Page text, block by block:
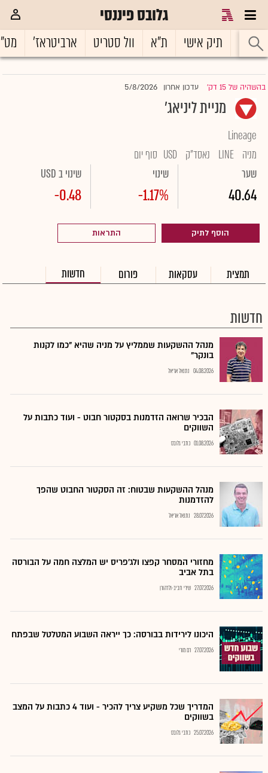
גלובס פיננסי
ראשי תיק אישי ת"א וול סטריט ארביטראז'
בהשהיה של 15 דק' |עדכון אחרון 5/8/2026
מניית ליניאג'
Lineage
מניה LINE נאסד"ק USD סוף יום
שער
40.64
שינוי
-1.17%
שינוי ב USD
-0.48
הוסף לתיק התראות
תמצית עסקאות פורום חדשות
חדשות
מנהל ההשקעות שממליץ על מניה שהיא "כמו לקנות
בונקר"
04.08.2026 נתנאל אריאל
הבכיר שרואה הזדמנות בסקטור חבוט - ועוד כתבות על
השווקים
01.08.2026 כתבי גלובס
מנהל ההשקעות שבטוח: זה הסקטור החבוט שהפך
להזדמנות
28.07.2026 נתנאל אריאל
מחזורי המסחר קפצו ולג'פריס יש המלצה חמה על הבורסה
בתל אביב
27.07.2026 שירי חביב-ולדהורן
היכונו לירידות בבורסה: כך ייראה השבוע המטלטל שבפתח
27.07.2026 רם מורי
המדריך שכל משקיע צריך להכיר - ועוד 4 כתבות על המצב
בשווקים
25.07.2026 כתבי גלובס